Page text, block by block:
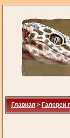
Главная > Галереи